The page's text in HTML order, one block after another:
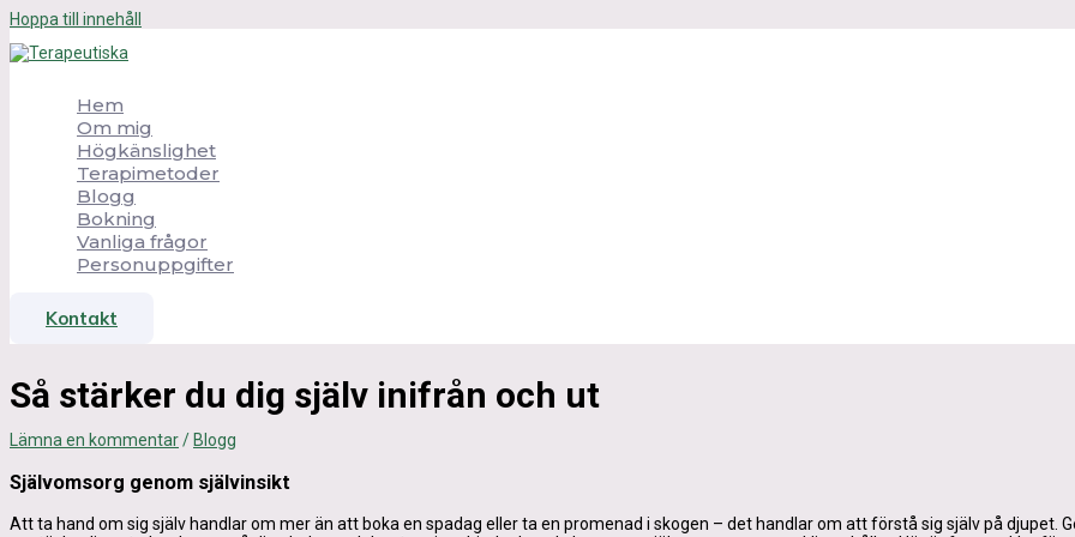
Hoppa till innehåll
Hem
Om mig
Högkänslighet
Terapimetoder
Blogg
Bokning
Vanliga frågor
Personuppgifter
Kontakt
Så stärker du dig själv inifrån och ut
Lämna en kommentar/ Blogg
Självomsorg genom självinsikt
Att ta hand om sig själv handlar om mer än att boka en spadag eller ta en promenad i skogen – det handlar om att förstå sig själv på djupet.